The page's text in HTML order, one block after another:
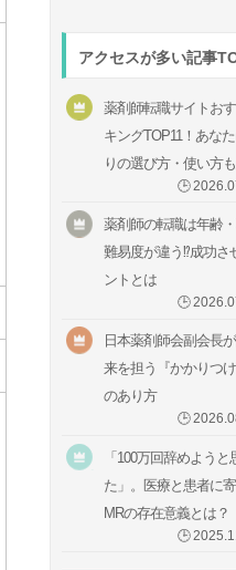
アクセスが多い記事
薬剤師転職サイトお
キングTOP11！あな
りの選び方・使い方
🕒
薬剤師の転職は年齢
難易度が違う⁉成功さ
ントとは
🕒
日本薬剤師会副会長
来を担う『かかりつけ
のあり方
🕒
「100万回辞めようと
た」。医療と患者に
MRの存在意義とは？
🕒